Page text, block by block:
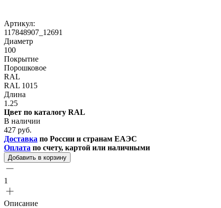
Артикул:
117848907_12691
Диаметр
100
Покрытие
Порошковое
RAL
RAL 1015
Длина
1.25
Цвет по каталогу RAL
В наличии
427 руб.
Доставка по России и странам ЕАЭС
Оплата по счету, картой или наличными
Добавить в корзину
1
Описание